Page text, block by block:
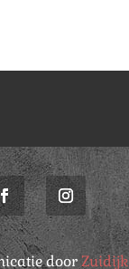
door Zuidijk